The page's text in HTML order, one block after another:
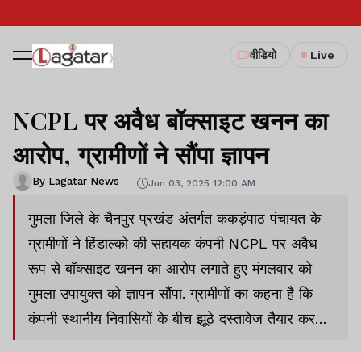
वीडियो Live
NCPL पर अवैध बॉक्साइट खनन का
आरोप, ग्रामीणों ने सौंपा ज्ञापन
By Lagatar News Jun 03, 2025 12:00 AM
गुमला जिले के चैनपुर प्रखंड अंतर्गत ककड़ंपाठ पंचायत के
ग्रामीणों ने हिंडाल्को की सहायक कंपनी NCPL पर अवैध
रूप से बॉक्साइट खनन का आरोप लगाते हुए मंगलवार को
गुमला उपायुक्त को ज्ञापन सौंपा. ग्रामीणों का कहना है कि
कंपनी स्थानीय निवासियों के बीच झूठे दस्तावेज तैयार कर